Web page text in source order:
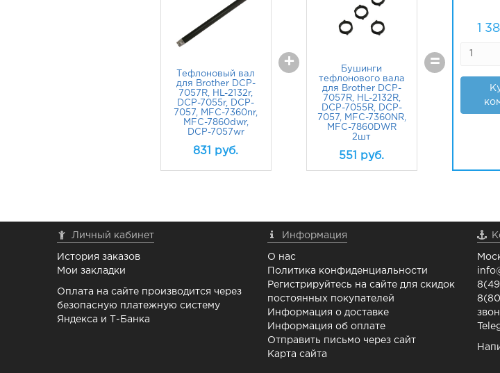
Тефлоновый вал
для Brother DCP-
7057R, HL-2132r,
DCP-7055r, DCP-
7057, MFC-7360nr,
MFC-7860dwr,
DCP-7057wr
831 руб.
+
Бушинги
тефлонового вала
для Brother DCP-
7057R, HL-2132R,
DCP-7055R, DCP-
7057, MFC-7360NR,
MFC-7860DWR
2шт
551 руб.
=
1
Личный кабинет
История заказов
Мои закладки
Оплата на сайте производится через
безопасную платежную систему
Яндекса и Т-Банка
Информация
О нас
Политика конфиденциальности
Регистрируйтесь на сайте для скидок
постоянных покупателей
Информация о доставке
Информация об оплате
Отправить письмо через сайт
Карта сайта